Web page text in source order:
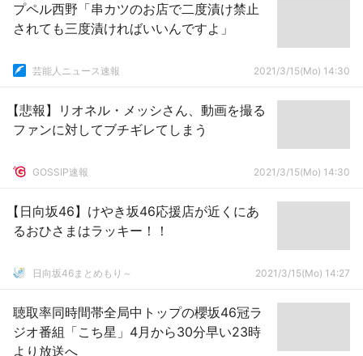
プペル西野「串カツのお店で二度漬け禁止
されても三度漬ければいいんですよ」
芸能人ニュース速報 2021/3/15(Mo) 14:30
【悲報】リオネル・メッシさん、動画を撮る
ファンに対してブチギレてしまう
GOSSIP速報 2021/3/15(Mo) 14:30
【日向坂46】けやき坂46応援店が近くにあ
るおひさまはラッキー！！
日向坂46まとめもり～ 2021/3/15(Mo) 14:27
聴取率同時間帯全局中トップの櫻坂46冠ラ
ジオ番組「こち星」4月から30分早い23時
より放送へ